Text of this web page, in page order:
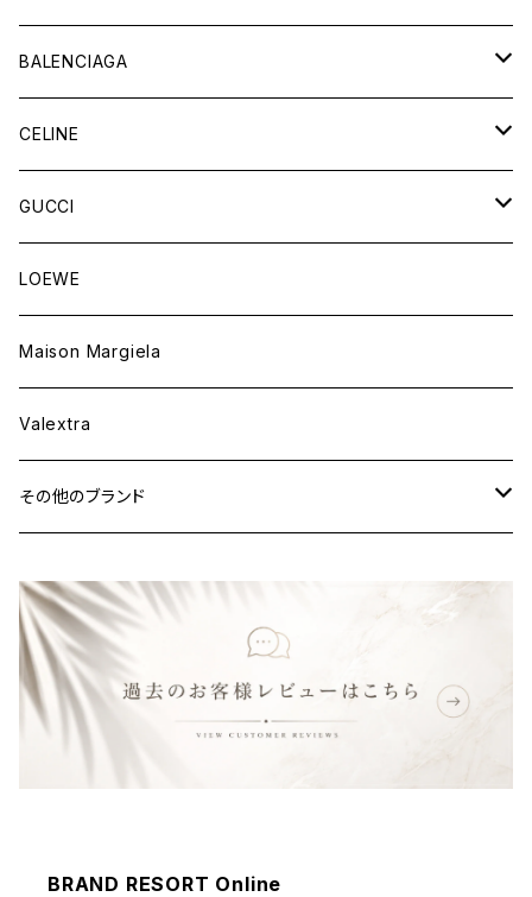
バッグ
財布&小物
ウェア
BALENCIAGA
バッグ
財布&小物
ウェア
CELINE
バッグ
財布&小物
ウェア
GUCCI
バッグ
財布&小物
ウェア
LOEWE
Maison Margiela
Valextra
その他のブランド
財布&小物
ウェア
BRAND RESORT Online